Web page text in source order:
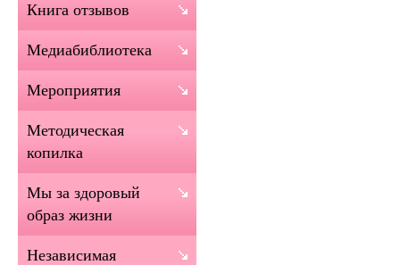
Книга отзывов
Медиабиблиотека
Мероприятия
Методическая
копилка
Мы за здоровый
образ жизни
Независимая